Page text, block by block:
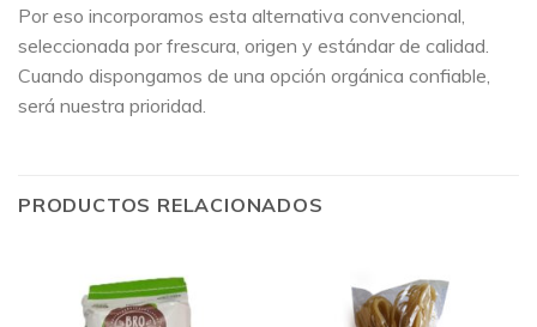
Por eso incorporamos esta alternativa convencional,
seleccionada por frescura, origen y estándar de calidad.
Cuando dispongamos de una opción orgánica confiable,
será nuestra prioridad.
PRODUCTOS RELACIONADOS